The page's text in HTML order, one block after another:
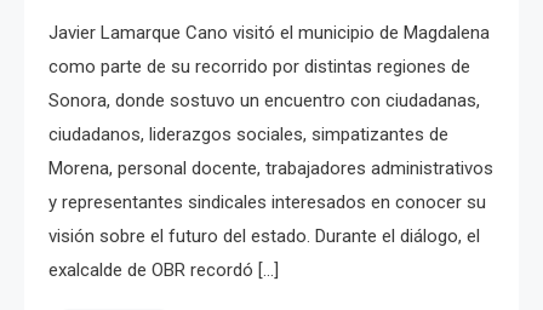
Javier Lamarque Cano visitó el municipio de Magdalena
como parte de su recorrido por distintas regiones de
Sonora, donde sostuvo un encuentro con ciudadanas,
ciudadanos, liderazgos sociales, simpatizantes de
Morena, personal docente, trabajadores administrativos
y representantes sindicales interesados en conocer su
visión sobre el futuro del estado. Durante el diálogo, el
exalcalde de OBR recordó […]